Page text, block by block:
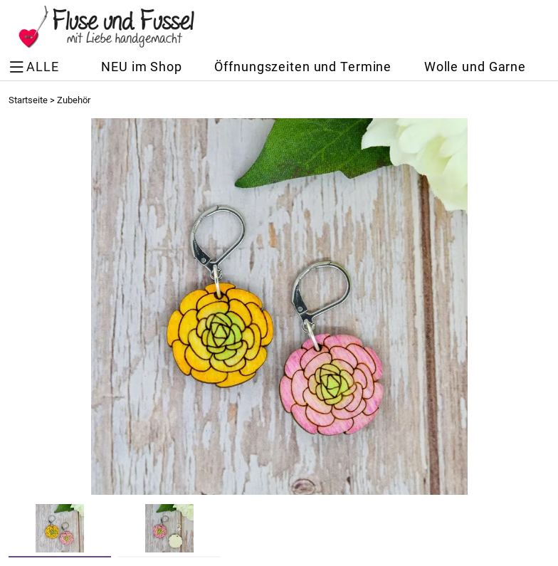
ALLE NEU im Shop Öffnungszeiten und Termine Wolle und Garne
Startseite > Zubehör